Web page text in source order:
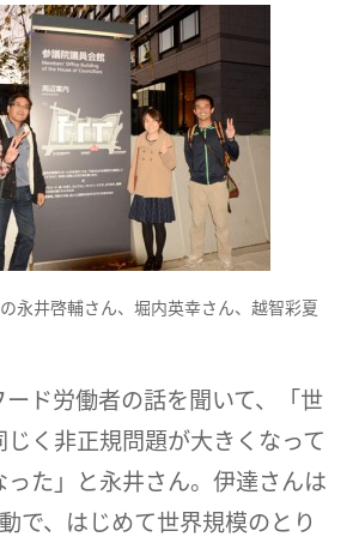
永井啓輔さん、堀内英幸さん、越智彩夏
ド労働者の話を聞いて、「世
く非正規問題が大きくなって
った」と永井さん。伊達さんは
で、はじめて世界規模のとり